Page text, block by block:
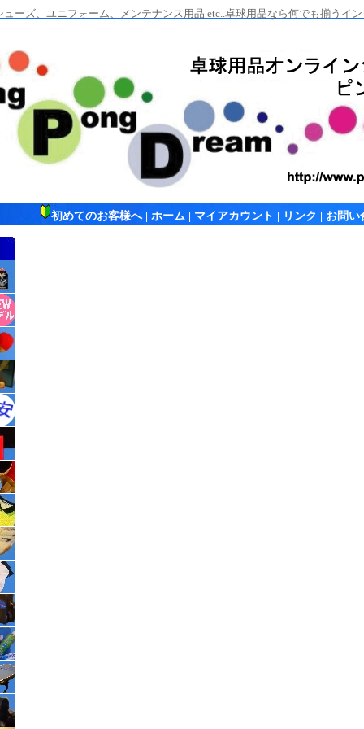
ーズ、ユニフォーム、メンテナンス用品 etc..卓球用品なら何でも揃うイ
初めてのお客様へ| ホーム マイアカウント リンク お問い